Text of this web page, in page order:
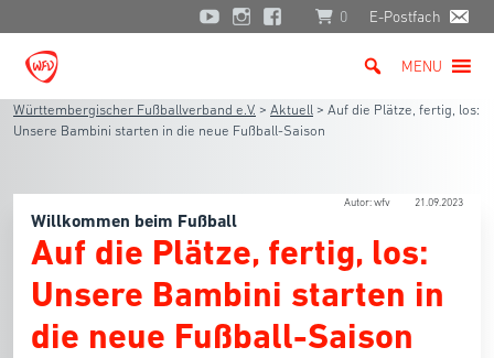
0 E-Postfach
MENU
Württembergischer Fußballverband e.V. > Aktuell > Auf die Plätze, fertig, los:
Unsere Bambini starten in die neue Fußball-Saison
Autor: wfv 21.09.2023
Willkommen beim Fußball
Auf die Plätze, fertig, los:
Unsere Bambini starten in
die neue Fußball-Saison